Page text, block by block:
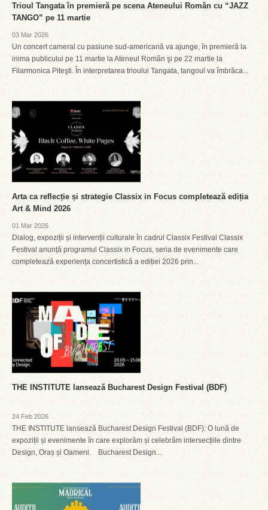
Trioul Tangata în premieră pe scena Ateneului Român cu “JAZZ
TANGO” pe 11 martie
03 Mar 2026
Un concert cameral cu pasiune sud-americană va ajunge, în premieră la
inima publicului pe 11 martie la Ateneul Român şi pe 22 martie la
Filarmonica Piteşti. În interpretarea trioului Tangata, tangoul va îmbrăca...
Arta ca reflecție și strategie Classix in Focus completează ediția
Art & Mind 2026
01 Mar 2026
Dialog, expoziții și intervenții culturale în cadrul Classix Festival Classix
Festival anunță programul Classix in Focus, seria de evenimente care
completează experiența concertistică a ediției 2026 prin...
THE INSTITUTE lansează Bucharest Design Festival (BDF)
24 Feb 2026
THE INSTITUTE lansează Bucharest Design Festival (BDF): O lună de
expoziții și evenimente în care explorăm și celebrăm intersecțiile dintre
Design, Oraș și Oameni. Bucharest Design...